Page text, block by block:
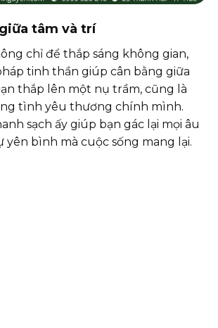
tâm và trí
chỉ để thắp sáng không gian,
tinh thần giúp cân bằng giữa
thắp lên một nụ trầm, cũng là
tình yêu thương chính mình.
sạch ấy giúp bạn gác lại mọi âu
yên bình mà cuộc sống mang lại.